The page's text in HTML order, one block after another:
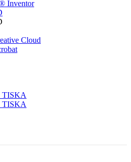
Inventor
Cloud
TISKA
TISKA